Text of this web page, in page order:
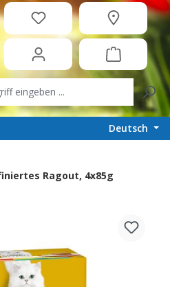
Deutsch
Ragout, 4x85g